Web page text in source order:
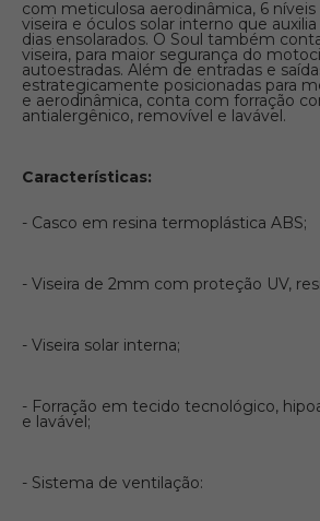
com meticulosa aerodinâmica, 6 níveis
viseira e óculos solar interno que
dias ensolarados. O Soul também
viseira, para maior segurança do
autoestradas. Além de entradas e
estrategicamente posicionadas para
e aerodinâmica, conta com forração
antialergênico, removível e lavável.
Características:
- Casco em resina termoplástica ABS;
- Viseira de 2mm com proteção UV,
- Viseira solar interna;
- Forração em tecido tecnológico,
e lavável;
- Sistema de ventilação: